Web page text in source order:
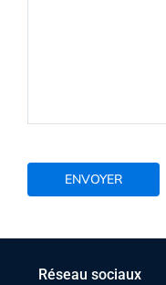
Réseau sociaux